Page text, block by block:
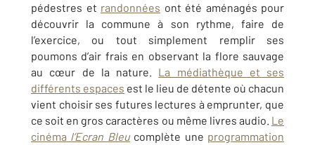
pédestres et randonnées ont été aménagés pour
découvrir la commune à son rythme, faire de
l’exercice, ou tout simplement remplir ses
poumons d’air frais en observant la flore sauvage
au cœur de la nature. La médiathèque et ses
différents espaces est le lieu de détente où chacun
vient choisir ses futures lectures à emprunter, que
ce soit en gros caractères ou même livres audio. Le
cinéma l’Ecran Bleucomplète une programmation